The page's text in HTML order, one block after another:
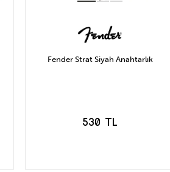
Fender Strat Siyah Anahtarlık
530 TL